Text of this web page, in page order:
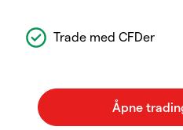
Trade med CFDer